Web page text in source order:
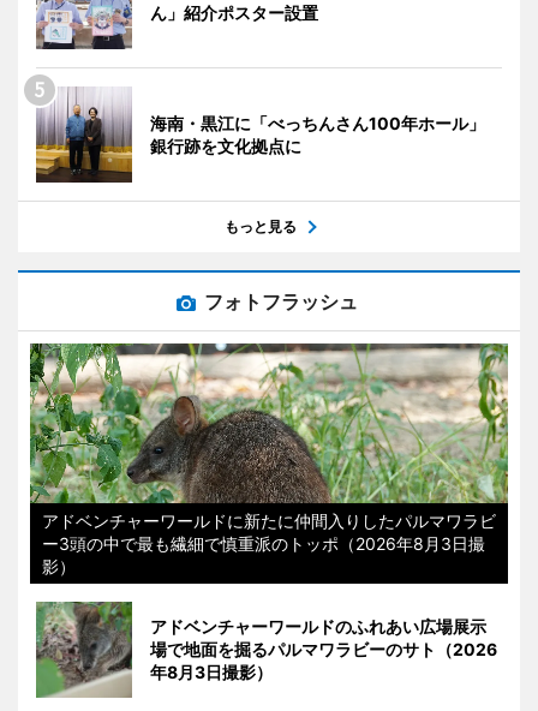
ん」紹介ポスター設置
海南・黒江に「べっちんさん100年ホール」
銀行跡を文化拠点に
もっと見る
フォトフラッシュ
アドベンチャーワールドに新たに仲間入りしたパルマワラビ
ー3頭の中で最も繊細で慎重派のトッポ（2026年8月3日撮
影）
アドベンチャーワールドのふれあい広場展示
場で地面を掘るパルマワラビーのサト（2026
年8月3日撮影）